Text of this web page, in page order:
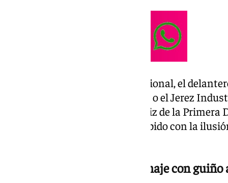
Tras abandonar el fútbol profesional, el
UD Roteña, el Rayo Sanluqueño o el Jerez
Güiza recala en el Grupo de Cádiz de la
Trebujena CF, donde le han recibido con la
El Trebujena anuncia su fichaje con